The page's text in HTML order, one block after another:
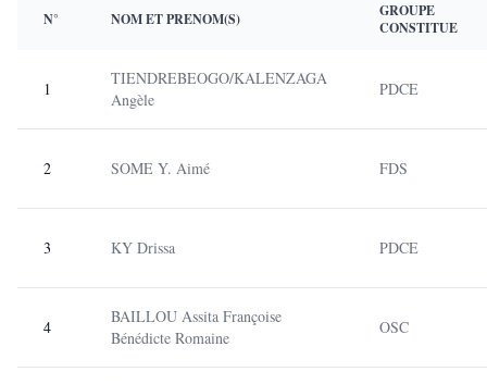
N° NOM ET PRENOM(S)
GROUPE
CONSTITUE
1
TIENDREBEOGO/KALENZAGA
Angèle
PDCE
2 SOME Y. Aimé FDS
3 KY Drissa PDCE
4
BAILLOU Assita Françoise
Bénédicte Romaine
OSC